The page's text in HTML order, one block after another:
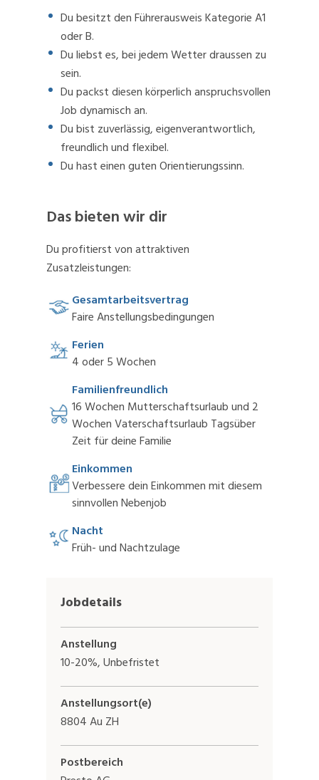
Du besitzt den Führerausweis Kategorie A1
oder B.
Du liebst es, bei jedem Wetter draussen zu
sein.
Du packst diesen körperlich anspruchsvollen
Job dynamisch an.
Du bist zuverlässig, eigenverantwortlich,
freundlich und flexibel.
Du hast einen guten Orientierungssinn.
Das bieten wir dir
Du profitierst von attraktiven
Zusatzleistungen:
Gesamtarbeitsvertrag
Faire Anstellungsbedingungen
Ferien
4 oder 5 Wochen
Familienfreundlich
16 Wochen Mutterschaftsurlaub und 2
Wochen Vaterschaftsurlaub Tagsüber
Zeit für deine Familie
Einkommen
Verbessere dein Einkommen mit diesem
sinnvollen Nebenjob
Nacht
Früh- und Nachtzulage
Jobdetails
Anstellung
10-20%, Unbefristet
Anstellungsort(e)
8804 Au ZH
Postbereich